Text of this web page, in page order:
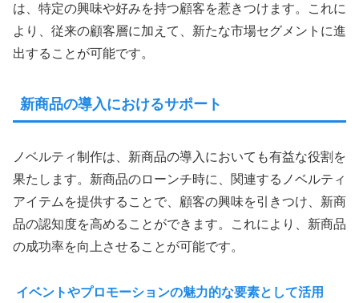
は、特定の興味や好みを持つ顧客を惹きつけます。これに
より、従来の顧客層に加えて、新たな市場セグメントに進
出することが可能です。
新商品の導入におけるサポート
ノベルティ制作は、新商品の導入においても有益な役割を
果たします。新商品のローンチ時に、関連するノベルティ
アイテムを提供することで、顧客の興味を引きつけ、新商
品の認知度を高めることができます。これにより、新商品
の成功率を向上させることが可能です。
イベントやプロモーションの魅力的な要素として活用